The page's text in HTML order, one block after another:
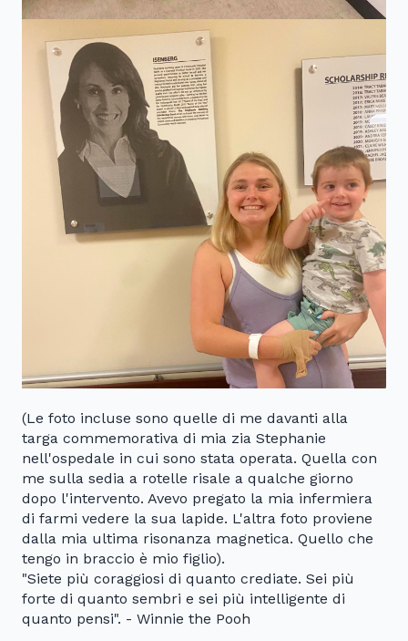
(Le foto incluse sono quelle di me davanti alla
targa commemorativa di mia zia Stephanie
nell'ospedale in cui sono stata operata. Quella con
me sulla sedia a rotelle risale a qualche giorno
dopo l'intervento. Avevo pregato la mia infermiera
di farmi vedere la sua lapide. L'altra foto proviene
dalla mia ultima risonanza magnetica. Quello che
tengo in braccio è mio figlio).
"Siete più coraggiosi di quanto crediate. Sei più
forte di quanto sembri e sei più intelligente di
quanto pensi". - Winnie the Pooh